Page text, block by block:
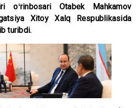
oʻrinbosari Otabek Mahkamov
Xitoy Xalq Respublikasida
turibdi.